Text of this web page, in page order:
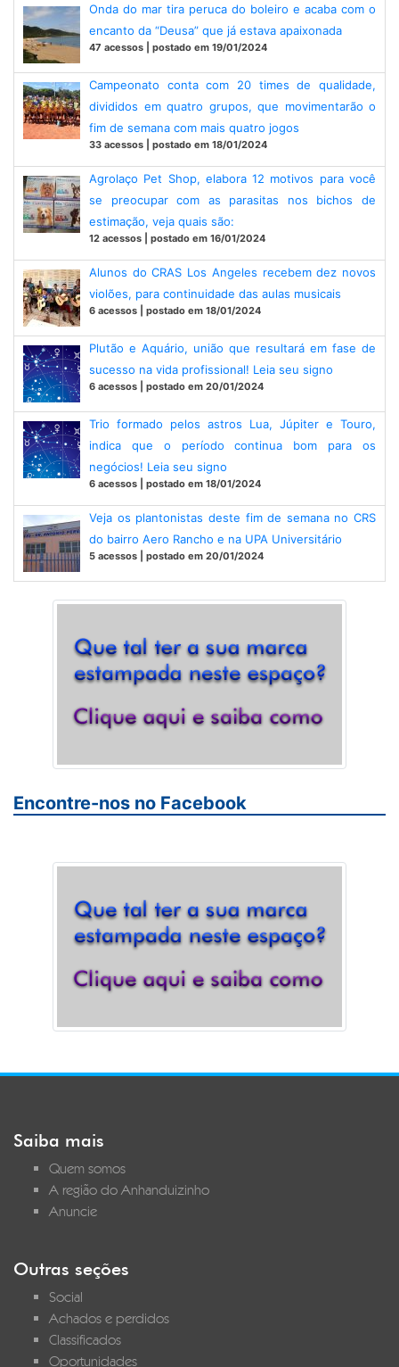
Onda do mar tira peruca do boleiro e acaba com o
encanto da “Deusa” que já estava apaixonada
47 acessos | postado em 19/01/2024
Campeonato conta com 20 times de qualidade,
divididos em quatro grupos, que movimentarão o
fim de semana com mais quatro jogos
33 acessos | postado em 18/01/2024
Agrolaço Pet Shop, elabora 12 motivos para você
se preocupar com as parasitas nos bichos de
estimação, veja quais são:
12 acessos | postado em 16/01/2024
Alunos do CRAS Los Angeles recebem dez novos
violões, para continuidade das aulas musicais
6 acessos | postado em 18/01/2024
Plutão e Aquário, união que resultará em fase de
sucesso na vida profissional! Leia seu signo
6 acessos | postado em 20/01/2024
Trio formado pelos astros Lua, Júpiter e Touro,
indica que o período continua bom para os
negócios! Leia seu signo
6 acessos | postado em 18/01/2024
Veja os plantonistas deste fim de semana no CRS
do bairro Aero Rancho e na UPA Universitário
5 acessos | postado em 20/01/2024
Encontre-nos no Facebook
Saiba mais
Quem somos
A região do Anhanduizinho
Anuncie
Outras seções
Social
Achados e perdidos
Classificados
Oportunidades